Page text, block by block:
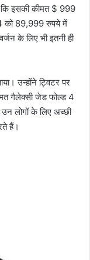
इसकी कीमत $ 999
को 89,999 रुपये में
के लिए भी इतनी ही
उन्होंने ट्विटर पर
गैलेक्सी जेड फोल्ड 4
लोगों के लिए अच्छी
हैं।